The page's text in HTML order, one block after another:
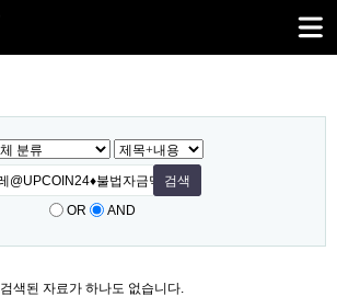
OR AND
검색된 자료가 하나도 없습니다.